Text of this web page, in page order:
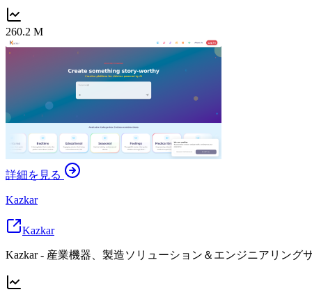
260.2 M
詳細を見る
Kazkar
Kazkar
Kazkar - 産業機器、製造ソリューション＆エンジニアリング